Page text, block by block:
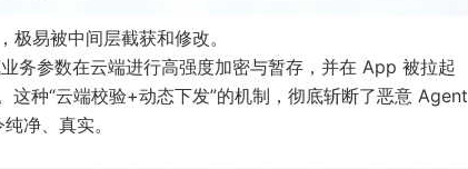
易被中间层截获和修改。
务参数在云端进行高强度加密与暂存，并在 App 被拉起
种“云端校验+动态下发”的机制，彻底斩断了恶意 Agent
净、真实。